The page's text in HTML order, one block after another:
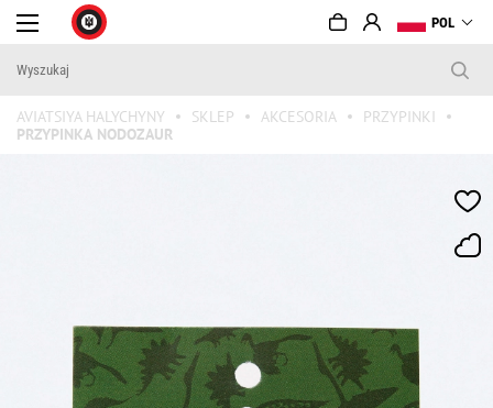
POL
AVIATSIYA HALYCHYNY SKLEP AKCESORIA
PRZYPINKI
PRZYPINKА NODOZAUR